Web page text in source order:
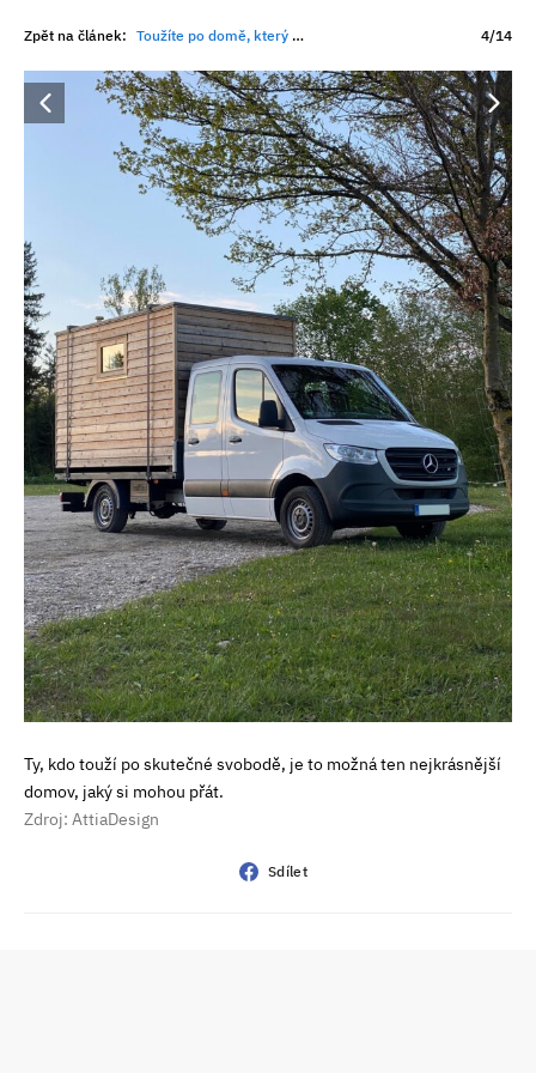
Zpět na článek: Toužíte po domě, který by cestoval s vámi? COCOON-Freelancer je pro vás stvořený. Má vše, co potřebujete k životu 4/14
Ty, kdo touží po skutečné svobodě, je to možná ten nejkrásnější
domov, jaký si mohou přát.
Zdroj: AttiaDesign
Sdílet